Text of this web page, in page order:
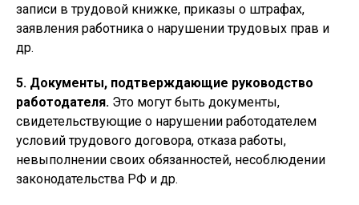
записи в трудовой книжке, приказы о штрафах,
заявления работника о нарушении трудовых прав и
др.
5. Документы, подтверждающие руководство
работодателя. Это могут быть документы,
свидетельствующие о нарушении работодателем
условий трудового договора, отказа работы,
невыполнении своих обязанностей, несоблюдении
законодательства РФ и др.